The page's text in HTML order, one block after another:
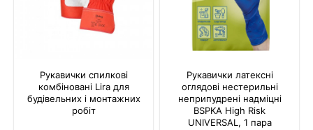
Рукавички спилкові
комбіновані Lira для
будівельних і монтажних
робіт
Рукавички латексні
оглядові нестерильні
неприпудрені надміцні
BSPKA Hіgh Risk
UNIVERSAL, 1 пара